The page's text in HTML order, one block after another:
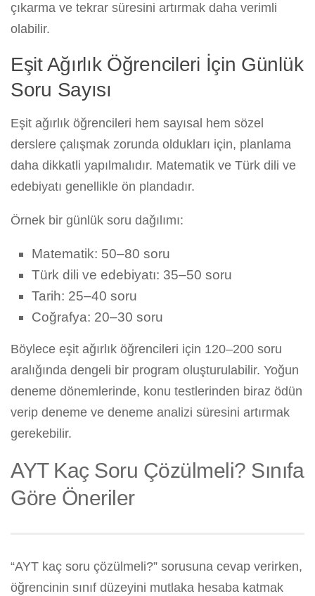
çıkarma ve tekrar süresini artırmak daha verimli
olabilir.
Eşit Ağırlık Öğrencileri İçin Günlük
Soru Sayısı
Eşit ağırlık öğrencileri hem sayısal hem sözel
derslere çalışmak zorunda oldukları için, planlama
daha dikkatli yapılmalıdır. Matematik ve Türk dili ve
edebiyatı genellikle ön plandadır.
Örnek bir günlük soru dağılımı:
Matematik: 50–80 soru
Türk dili ve edebiyatı: 35–50 soru
Tarih: 25–40 soru
Coğrafya: 20–30 soru
Böylece eşit ağırlık öğrencileri için 120–200 soru
aralığında dengeli bir program oluşturulabilir. Yoğun
deneme dönemlerinde, konu testlerinden biraz ödün
verip deneme ve deneme analizi süresini artırmak
gerekebilir.
AYT Kaç Soru Çözülmeli? Sınıfa
Göre Öneriler
“AYT kaç soru çözülmeli?” sorusuna cevap verirken,
öğrencinin sınıf düzeyini mutlaka hesaba katmak